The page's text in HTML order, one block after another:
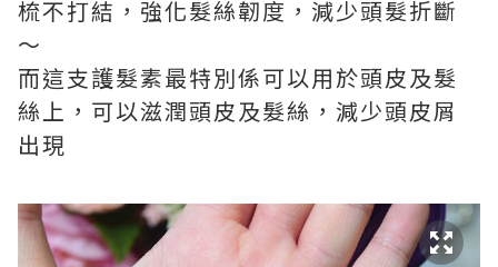
梳不打結，強化髮絲韌度，減少頭髮折斷
～
而這支護髮素最特別係可以用於頭皮及髮
絲上，可以滋潤頭皮及髮絲，減少頭皮屑
出現